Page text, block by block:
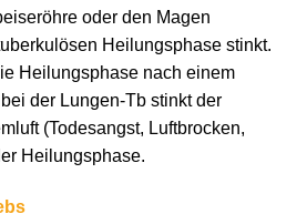
oder den Magen
Heilungsphase stinkt.
Heilungsphase nach einem
der Lungen-Tb stinkt der
(Todesangst, Luftbrocken,
Heilungsphase.